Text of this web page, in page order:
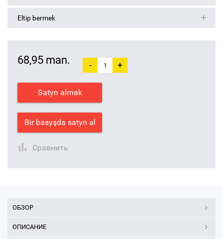
Eltip bermek
68,95 man. - +
Satyn almak
Bir basyşda satyn al
Сравнить
ОБЗОР
ОПИСАНИЕ